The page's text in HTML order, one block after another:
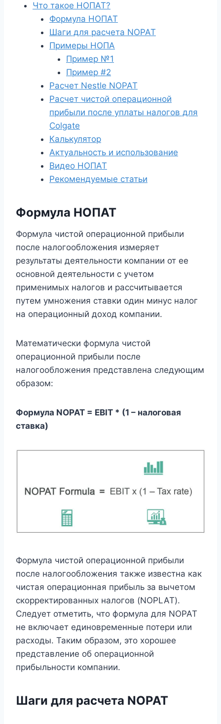
Что такое НОПАТ?
Формула НОПАТ
Шаги для расчета NOPAT
Примеры НОПА
Пример №1
Пример #2
Расчет Nestle NOPAT
Расчет чистой операционной
прибыли после уплаты налогов для
Colgate
Калькулятор
Актуальность и использование
Видео НОПАТ
Рекомендуемые статьи
Формула НОПАТ
Формула чистой операционной прибыли
после налогообложения измеряет
результаты деятельности компании от ее
основной деятельности с учетом
применимых налогов и рассчитывается
путем умножения ставки один минус налог
на операционный доход компании.
Математически формула чистой
операционной прибыли после
налогообложения представлена ​​​​следующим
образом:
Формула NOPAT = EBIT * (1 – налоговая
ставка)
Формула чистой операционной прибыли
после налогообложения также известна как
чистая операционная прибыль за вычетом
скорректированных налогов (NOPLAT).
Следует отметить, что формула для NOPAT
не включает единовременные потери или
расходы. Таким образом, это хорошее
представление об операционной
прибыльности компании.
Шаги для расчета NOPAT